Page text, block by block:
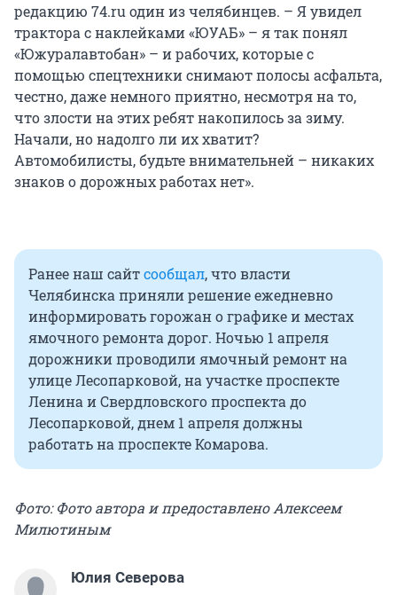
редакцию 74.ru один из челябинцев. – Я увидел
трактора с наклейками «ЮУАБ» – я так понял
«Южуралавтобан» – и рабочих, которые с
помощью спецтехники снимают полосы асфальта,
честно, даже немного приятно, несмотря на то,
что злости на этих ребят накопилось за зиму.
Начали, но надолго ли их хватит?
Автомобилисты, будьте внимательней – никаких
знаков о дорожных работах нет».
Ранее наш сайтсообщал, что власти
Челябинска приняли решение ежедневно
информировать горожан о графике и местах
ямочного ремонта дорог. Ночью 1 апреля
дорожники проводили ямочный ремонт на
улице Лесопарковой, на участке проспекте
Ленина и Свердловского проспекта до
Лесопарковой, днем 1 апреля должны
работать на проспекте Комарова.
Фото: Фото автора и предоставлено Алексеем
Милютиным
Юлия Северова